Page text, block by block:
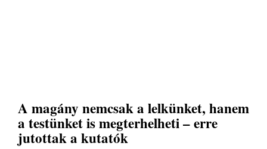
A magány nemcsak a lelkünket, hanem
a testünket is megterhelheti – erre
jutottak a kutatók